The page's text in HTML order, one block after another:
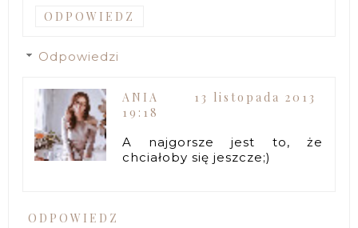
ODPOWIEDZ
Odpowiedzi
ANIA
13 listopada 2013
19:18
A najgorsze jest to, że
chciałoby się jeszcze;)
ODPOWIEDZ